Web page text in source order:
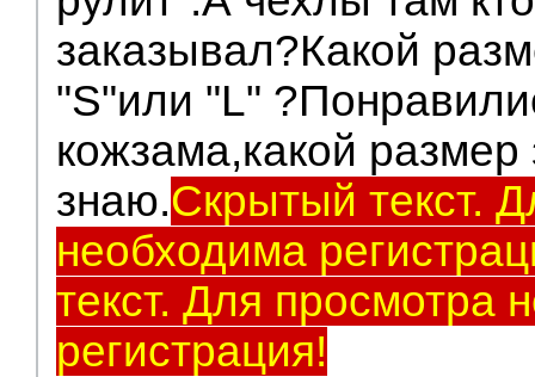
заказывал?Какой
"S"или "L"
кожзама,какой размер
знаю.Скрытый текст.
необходима
текст. Для просмотра
регистрация!